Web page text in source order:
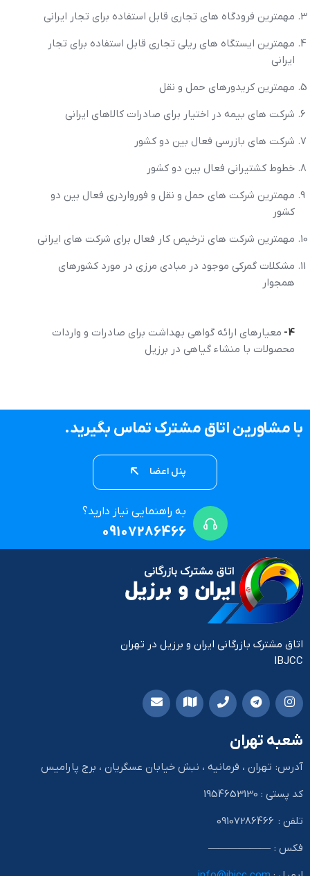
مهمترين فرودگاه هاي تجاري قابل استفاده براي تجار ايراني
مهمترين ايستگاه هاي ريلي تجاري قابل استفاده براي تجار
ايراني
مهمترين کريدورهاي حمل و نقل
شرکت هاي بيمه در اختيار براي صادرات کالاهاي ايراني
شرکت هاي بازرسي فعال بين دو کشور
خطوط کشتيراني فعال بين دو کشور
مهمترين شرکت هاي حمل و نقل و فورواردري فعال بين دو
کشور
مهمترين شرکت هاي ترخيص کار فعال براي شرکت هاي ايراني
مشکلات گمرکي موجود در مبادي مرزي در مورد کشورهاي
همجوار
4- معيارهاي ارائه گواهي بهداشت براي صادرات و واردات
محصولات با منشاء گياهي در برزيل
با مشاورین اتاق مشترک تماس بگیرید.
پنل اعضا
به راهنمایی نیاز دارید؟
09107286466
اتاق مشترک بازرگانی ایران و برزیل در تهران
IBJCC
شعبه تهران
آدرس: تهران ، فرمانیه ، نبش خیابان عسگریان ، برج پارامیس
کد پستی : 1954653130
تلفن : 09107286466
فکس : ——————